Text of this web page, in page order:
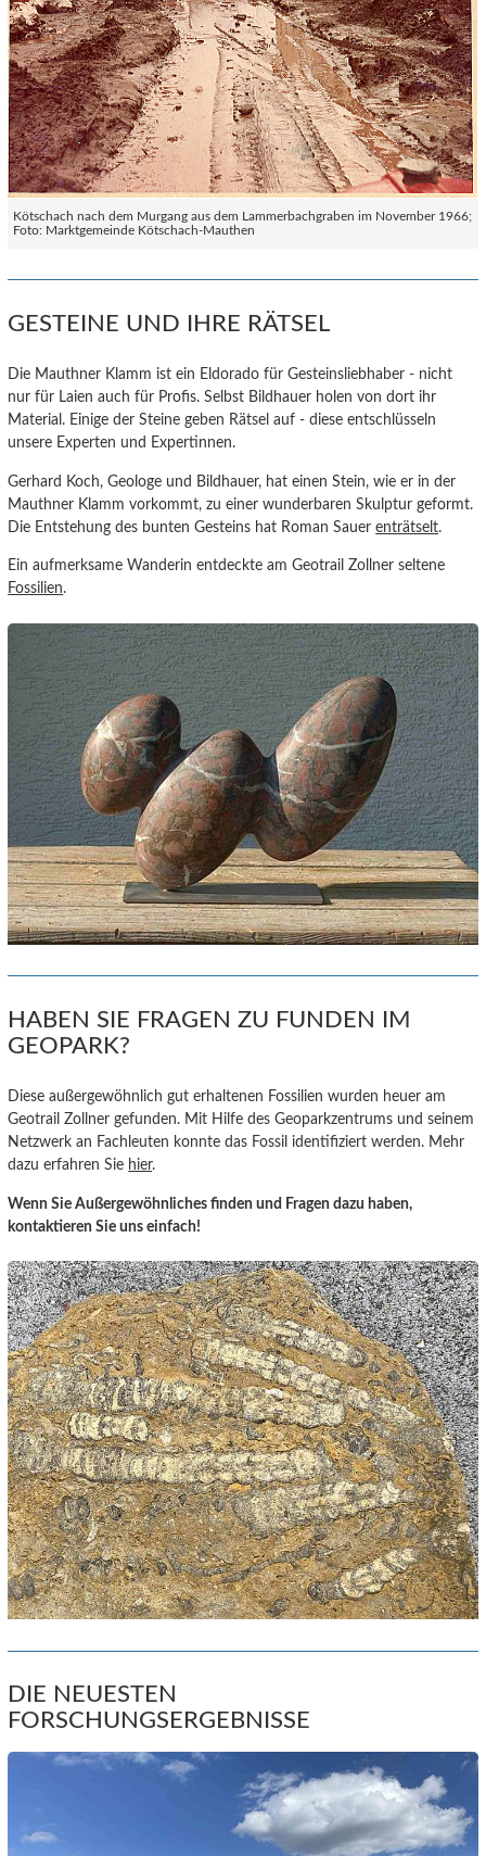
Kötschach nach dem Murgang aus dem Lammerbachgraben im November 1966;
Foto: Marktgemeinde Kötschach-Mauthen
GESTEINE UND IHRE RÄTSEL
Die Mauthner Klamm ist ein Eldorado für Gesteinsliebhaber - nicht
nur für Laien auch für Profis. Selbst Bildhauer holen von dort ihr
Material. Einige der Steine geben Rätsel auf - diese entschlüsseln
unsere Experten und Expertinnen.
Gerhard Koch, Geologe und Bildhauer, hat einen Stein, wie er in der
Mauthner Klamm vorkommt, zu einer wunderbaren Skulptur geformt.
Die Entstehung des bunten Gesteins hat Roman Sauerenträtselt.
Ein aufmerksame Wanderin entdeckte am Geotrail Zollner seltene
Fossilien.
HABEN SIE FRAGEN ZU FUNDEN IM
GEOPARK?
Diese außergewöhnlich gut erhaltenen Fossilien wurden heuer am
Geotrail Zollner gefunden. Mit Hilfe des Geoparkzentrums und seinem
Netzwerk an Fachleuten konnte das Fossil identifiziert werden. Mehr
dazu erfahren Sie hier.
Wenn Sie Außergewöhnliches finden und Fragen dazu haben,
kontaktieren Sie uns einfach!
DIE NEUESTEN
FORSCHUNGSERGEBNISSE